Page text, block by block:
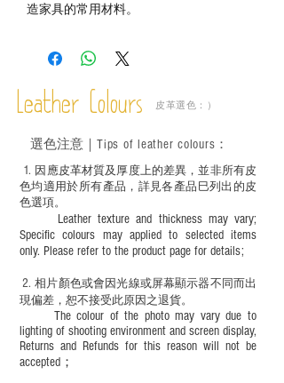
造家具的常用材料。
Leather Colours 皮革選色：）
1. ​ 因應皮革材質及厚度上的差異，並非所有皮
色均適用於所有產品，詳見各產品巳列出的皮
色選項。
Leather texture and thickness may vary;
Specific colours may applied to selected items
only. Please refer to the product page for details;
​2.相片顏色或會因光線或屏幕顯示器不同而出
現偏差，恕不接受此原因之退貨。
The colour of the photo may vary due to
lighting of shooting environment and screen display,
Returns and Refunds for this reason will not be
accepted；
選色注意｜ Tips of leather colours ：